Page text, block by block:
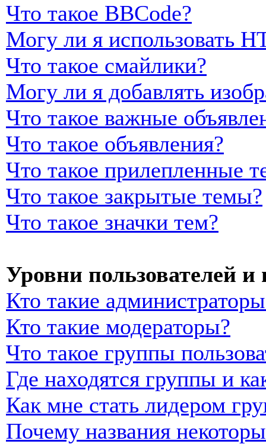
Что такое BBCode?
Могу ли я использовать
Что такое смайлики?
Могу ли я добавлять
Что такое важные
Что такое объявления?
Что такое прилепленные
Что такое закрытые темы?
Что такое значки тем?
Уровни пользователей
Кто такие
Кто такие модераторы?
Что такое группы
Где находятся группы и
Как мне стать лидером
Почему названия